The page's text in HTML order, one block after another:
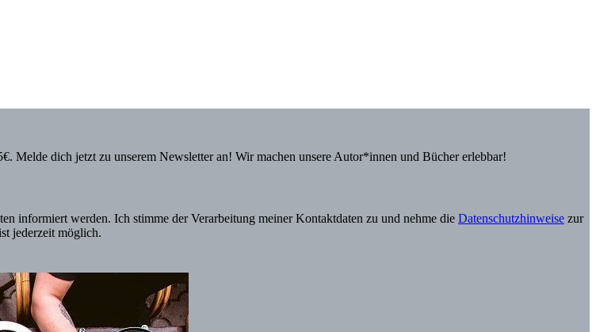
dich jetzt zu unserem Newsletter an! Wir machen unsere Autor*innen und Bücher erlebbar!
informiert werden. Ich stimme der Verarbeitung meiner Kontaktdaten zu und nehme die Datenschutzhinweise zur
jederzeit möglich.